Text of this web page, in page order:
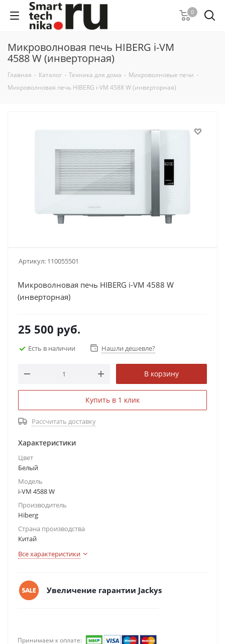
0
Микроволновая печь HIBERG i-VM
4588 W (инверторная)
Главная - Каталог - Техника для дома - Микроволновые печи -
Микроволновая печь HIBERG i-VM 4588 W (инверторная)
Артикул: 110055501
Микроволновая печь HIBERG i-VM 4588 W
(инверторная)
25 500 руб.
Есть в наличии Нашли дешевле?
В корзину
Купить в 1 клик
Рассчитать доставку
Характеристики
Цвет
Белый
Модель
i-VM 4588 W
Производитель
Hiberg
Страна производства
Китай
Все характеристики
Увеличение гарантии Jackys
Принимаем к оплате: